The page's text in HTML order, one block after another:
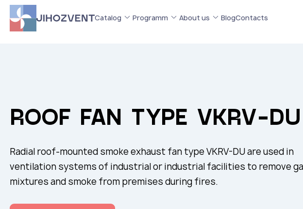
Catalog Programm About us BlogContacts
ROOF FAN TYPE VKRV-DU
Radial roof-mounted smoke exhaust fan type VKRV-DU are used in
ventilation systems of industrial or industrial facilities to remove
mixtures and smoke from premises during fires.